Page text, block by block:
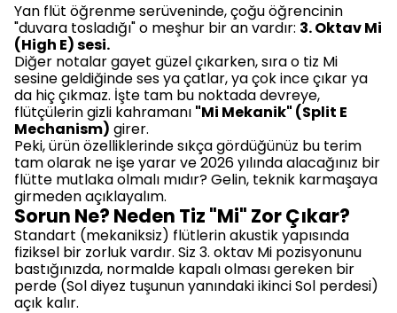
Yan flüt öğrenme serüveninde, çoğu öğrencinin
"duvara tosladığı" o meşhur bir an vardır: 3. Oktav Mi
(High E) sesi.
Diğer notalar gayet güzel çıkarken, sıra o tiz Mi
sesine geldiğinde ses ya çatlar, ya çok ince çıkar ya
da hiç çıkmaz. İşte tam bu noktada devreye,
flütçülerin gizli kahramanı "Mi Mekanik" (Split E
Mechanism) girer.
Peki, ürün özelliklerinde sıkça gördüğünüz bu terim
tam olarak ne işe yarar ve 2026 yılında alacağınız bir
flütte mutlaka olmalı mıdır? Gelin, teknik karmaşaya
girmeden açıklayalım.
Sorun Ne? Neden Tiz "Mi" Zor Çıkar?
Standart (mekaniksiz) flütlerin akustik yapısında
fiziksel bir zorluk vardır. Siz 3. oktav Mi pozisyonunu
bastığınızda, normalde kapalı olması gereken bir
perde (Sol diyez tuşunun yanındaki ikinci Sol perdesi)
açık kalır.